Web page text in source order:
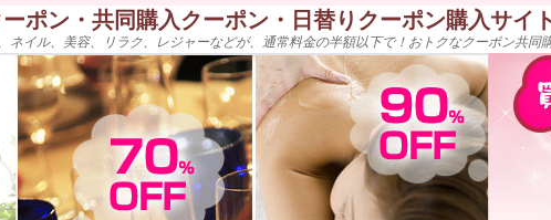
ポン・共同購入クーポン・日替りクーポン購入サイ
ネイル、美容、リラク、レジャーなどが、通常料金の半額以下で！おトクなクーポン共同